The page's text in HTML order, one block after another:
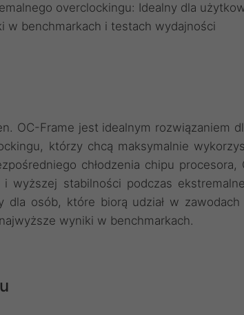
overclockingu: Idealny dla
w benchmarkach i testach wydajności
OC-Frame jest idealnym rozwiązaniem
którzy chcą maksymalnie
chłodzenia chipu
wyższej stabilności podczas
dla osób, które biorą udział w
wyniki w benchmarkach.